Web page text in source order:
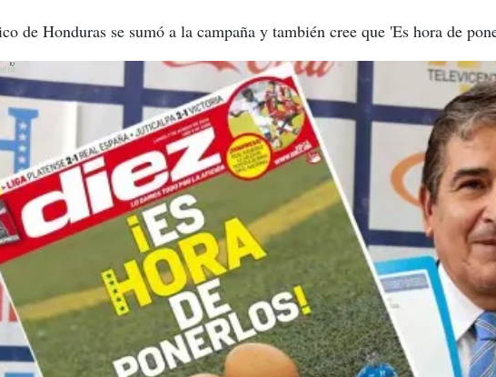
de Honduras se sumó a la campaña y también cree que 'Es hora de
X